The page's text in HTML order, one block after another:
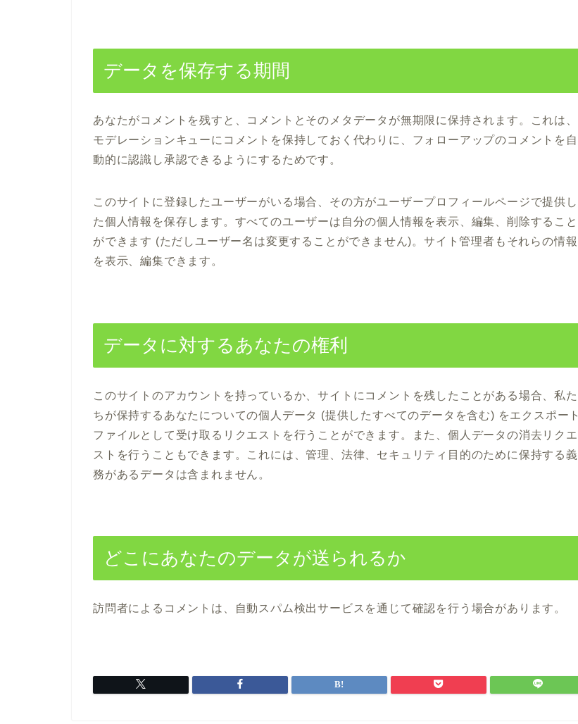
データを保存する期間
あなたがコメントを残すと、コメントとそのメタデータが無期限に保持されます。これは、
モデレーションキューにコメントを保持しておく代わりに、フォローアップのコメントを自
動的に認識し承認できるようにするためです。
このサイトに登録したユーザーがいる場合、その方がユーザープロフィールページで提供し
た個人情報を保存します。すべてのユーザーは自分の個人情報を表示、編集、削除すること
ができます (ただしユーザー名は変更することができません)。サイト管理者もそれらの情報
を表示、編集できます。
データに対するあなたの権利
このサイトのアカウントを持っているか、サイトにコメントを残したことがある場合、私た
ちが保持するあなたについての個人データ (提供したすべてのデータを含む) をエクスポート
ファイルとして受け取るリクエストを行うことができます。また、個人データの消去リクエ
ストを行うこともできます。これには、管理、法律、セキュリティ目的のために保持する義
務があるデータは含まれません。
どこにあなたのデータが送られるか
訪問者によるコメントは、自動スパム検出サービスを通じて確認を行う場合があります。